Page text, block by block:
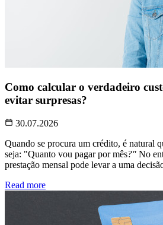
Como calcular o verdadeiro
evitar surpresas?
30.07.2026
Quando se procura um crédito, é natural
seja: "Quanto vou pagar por mês?" No
prestação mensal pode levar a uma
Read more